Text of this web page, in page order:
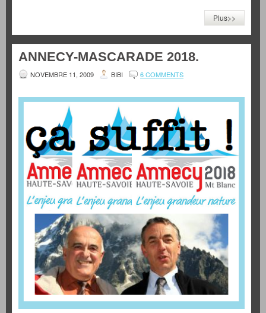
Plus>>
ANNECY-MASCARADE 2018.
NOVEMBRE 11, 2009 BIBI 6 COMMENTS